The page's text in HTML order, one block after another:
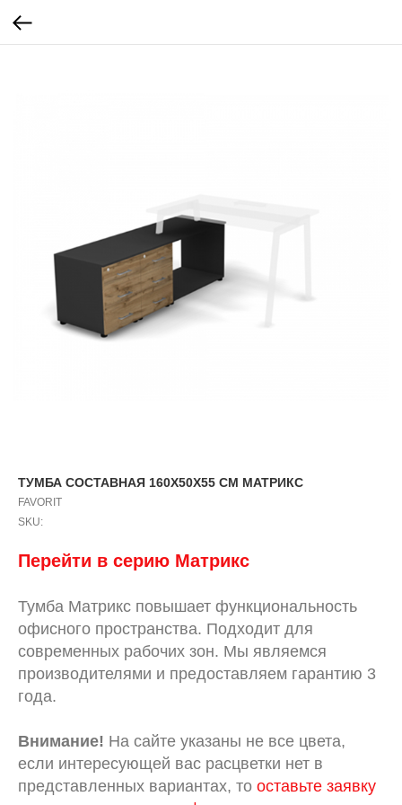
ТУМБА СОСТАВНАЯ 160X50X55 СМ МАТРИКС
FAVORIT
SKU:
Перейти в серию Матрикс
Тумба Матрикс повышает функциональность
офисного пространства. Подходит для
современных рабочих зон. Мы являемся
производителями и предоставляем гарантию 3
года.
Внимание! На сайте указаны не все цвета,
если интересующей вас расцветки нет в
представленных вариантах, то оставьте заявку